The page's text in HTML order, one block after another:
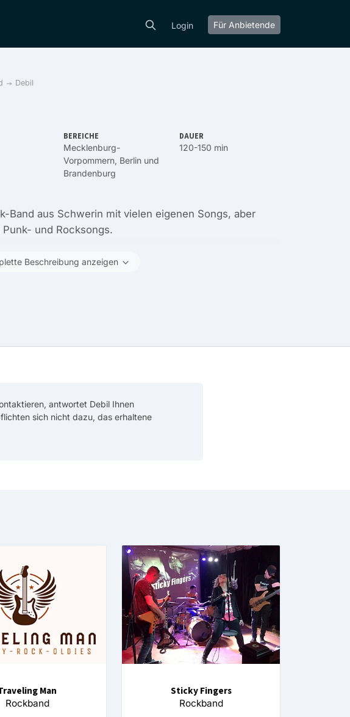
Login Für Anbietende
Debil
BEREICHE
Mecklenburg-
Vorpommern, Berlin und
Brandenburg
DAUER
120-150 min
Band aus Schwerin mit vielen eigenen Songs, aber
und Rocksongs.
Beschreibung anzeigen
antwortet Debil Ihnen
sich nicht dazu, das erhaltene
Man
Rockband
Sticky Fingers
Rockband